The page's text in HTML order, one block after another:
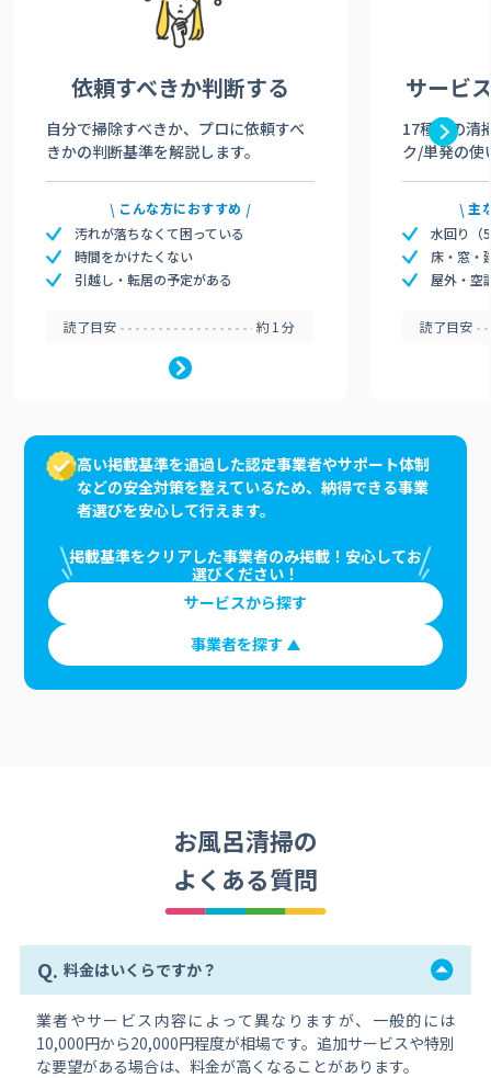
依頼すべきか判断する
自分で掃除すべきか、プロに依頼すべ
きかの判断基準を解説します。
こんな方におすすめ
汚れが落ちなくて困っている
時間をかけたくない
引越し・転居の予定がある
読了目安 約1分
サービ
17種類の清
ク/単発の使
主
水回り（
床・窓・
屋外・空
読了目安
高い掲載基準を通過した認定事業者やサポート体制
などの安全対策を整えているため、納得できる事業
者選びを安心して行えます。
掲載基準をクリアした事業者のみ掲載！安心してお
選びください！
サービスから探す
事業者を探す
お風呂清掃の
よくある質問
Q. 料金はいくらですか？
業者やサービス内容によって異なりますが、一般的には
10,000円から20,000円程度が相場です。追加サービスや特別
な要望がある場合は、料金が高くなることがあります。